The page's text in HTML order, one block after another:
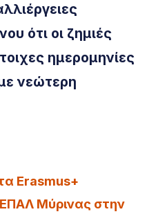
ότι οι ζημιές
ημερομηνίες
νεώτερη
Erasmus+
Μύρινας στην